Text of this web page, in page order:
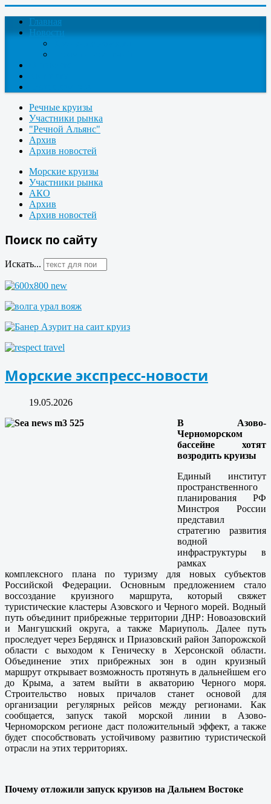
Главная
Новости
Речные круизы
Участники рынка
"Речной Альянс"
Архив
Архив новостей
Морские круизы
Участники рынка
АКО
Архив
Архив новостей
Поиск по сайту
Искать...
Морские экспресс-новости
19.05.2026
В Азово-
Черноморском
бассейне хотят
возродить круизы
Единый институт
пространственного
планирования РФ
Минстроя России
представил
стратегию развития
водной
инфраструктуры в
рамках
комплексного плана по туризму для новых субъектов
Российской Федерации. Основным предложением стало
воссоздание круизного маршрута, который свяжет
туристические кластеры Азовского и Черного морей. Водный
путь объединит прибрежные территории ДНР: Новоазовский
и Мангушский округа, а также Мариуполь. Далее путь
проследует через Бердянск и Приазовский район Запорожской
области с выходом к Геническу в Херсонской области.
Объединение этих прибрежных зон в один круизный
маршрут открывает возможность протянуть в дальнейшем его
до Крыма, а затем выйти в акваторию Черного моря.
Строительство новых причалов станет основой для
организации регулярных рейсов между регионами. Как
сообщается, запуск такой морской линии в Азово-
Черноморском регионе даст положительный эффект, а также
будет способствовать устойчивому развитию туристической
отрасли на этих территориях.
Почему отложили запуск круизов на Дальнем Востоке